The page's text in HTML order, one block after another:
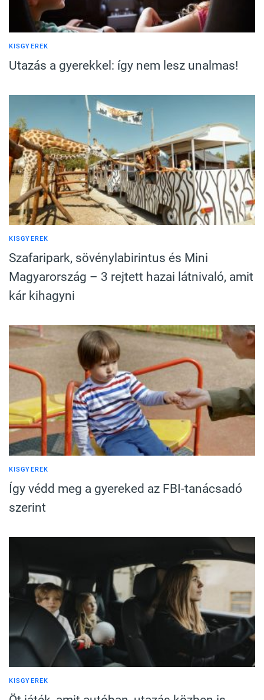
KISGYEREK
Utazás a gyerekkel: így nem lesz unalmas!
KISGYEREK
Szafaripark, sövénylabirintus és Mini
Magyarország – 3 rejtett hazai látnivaló, amit
kár kihagyni
KISGYEREK
Így védd meg a gyereked az FBI-tanácsadó
szerint
KISGYEREK